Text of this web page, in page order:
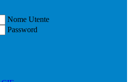
Nome Utente
Password